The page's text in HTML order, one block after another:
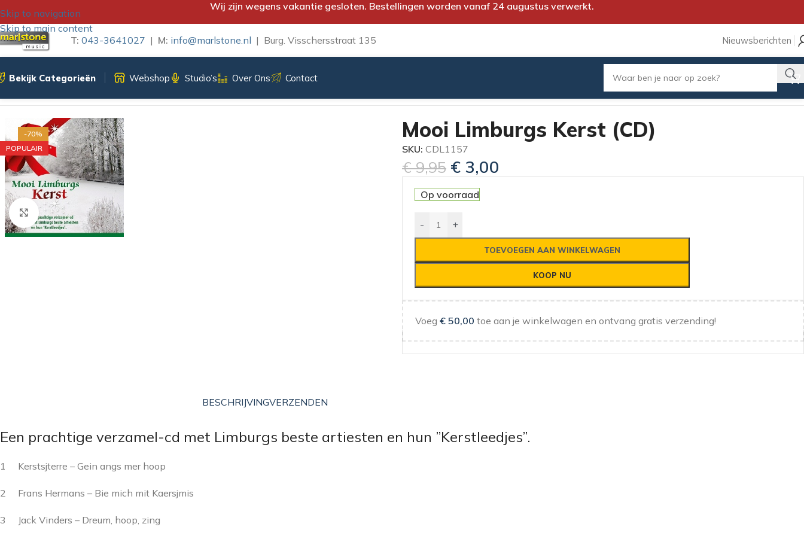
Skip to navigation
Skip to main content
Wij zijn wegens vakantie gesloten. Bestellingen worden vanaf 24 augustus verwerkt.
T: 043-3641027 | M: info@marlstone.nl | Burg. Visschersstraat 135 Nieuwsberichten
Bekijk Categorieën Webshop Studio’s Over Ons Contact
-70%
POPULAIR
Klik om te vergroten
Mooi Limburgs Kerst (CD)
SKU: CDL1157
€9,95 € 3,00
Op voorraad
- +
TOEVOEGEN AAN WINKELWAGEN
KOOP NU
Voeg € 50,00 toe aan je winkelwagen en ontvang gratis verzending!
BESCHRIJVINGVERZENDEN
Een prachtige verzamel-cd met Limburgs beste artiesten en hun ”Kerstleedjes”.
1 Kerstsjterre – Gein angs mer hoop
2 Frans Hermans – Bie mich mit Kaersjmis
3 Jack Vinders – Dreum, hoop, zing